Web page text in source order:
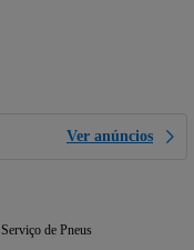
Ver anúncios
Serviço de Pneus